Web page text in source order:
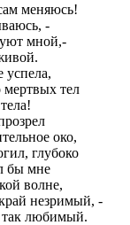
меняюсь!
-
мной,-
успела,
мертвых тел
око,
глубоко
бы мне
волне,
незримый, -
так любимый.